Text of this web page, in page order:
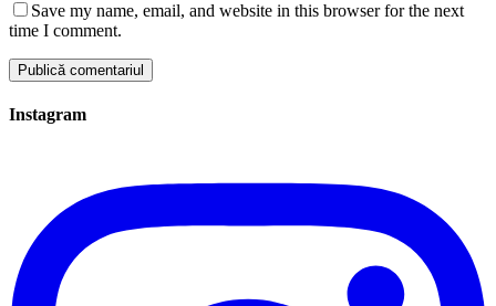
Save my name, email, and website in this browser for the next
time I comment.
Instagram